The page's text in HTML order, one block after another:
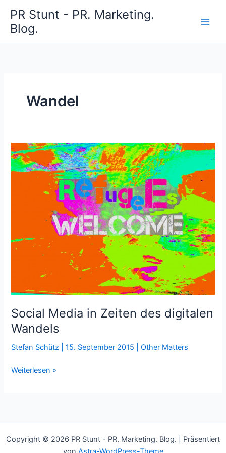
Inhalt
springen
PR Stunt - PR. Marketing.
Blog.
Wandel
Social Media in Zeiten des digitalen
Wandels
Stefan Schütz |15. September 2015 |Other Matters
Social
Wandels
Weiterlesen »
Copyright © 2026 PR Stunt - PR. Marketing. Blog. | Präsentiert